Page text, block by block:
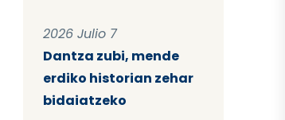
2026 Julio 7
Dantza zubi, mende
erdiko historian zehar
bidaiatzeko